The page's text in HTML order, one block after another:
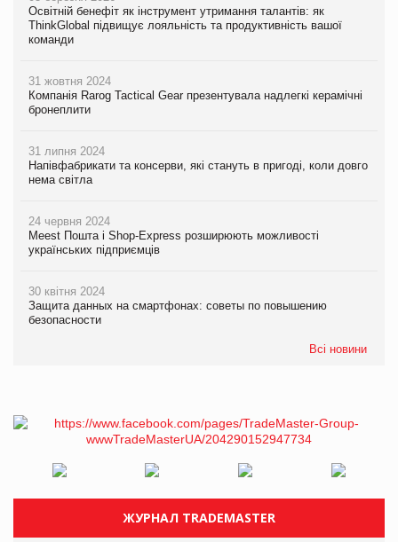
Освітній бенефіт як інструмент утримання талантів: як
ThinkGlobal підвищує лояльність та продуктивність вашої
команди
31 жовтня 2024
Компанія Rarog Tactical Gear презентувала надлегкі керамічні
бронеплити
31 липня 2024
Напівфабрикати та консерви, які стануть в пригоді, коли довго
нема світла
24 червня 2024
Meest Пошта і Shop-Express розширюють можливості
українських підприємців
30 квітня 2024
Защита данных на смартфонах: советы по повышению
безопасности
Всі новини
ЖУРНАЛ TRADEMASTER